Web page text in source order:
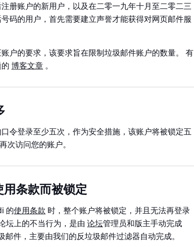
册账户的新用户，以及在二零一九年十月至二零二三
码的用户，首先需要建立声誉才能获得对网页邮件服
户的要求，该要求旨在限制垃圾邮件账户的数量。 有
博客文章 。
令登录至少五次，作为安全措施，该账户将被锁定五
次访问您的账户。
条款而被锁定
的使用条款 时，整个账户将被锁定，并且无法再登录
坛上的不当行为，是由 论坛管理员和版主手动完成
邮件，主要由我们的反垃圾邮件过滤器自动完成。